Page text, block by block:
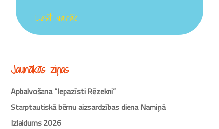
Lasīt vairāk
Jaunākās ziņas
Apbalvošana “Iepazīsti Rēzekni”
Starptautiskā bērnu aizsardzības diena Namiņā
Izlaidums 2026